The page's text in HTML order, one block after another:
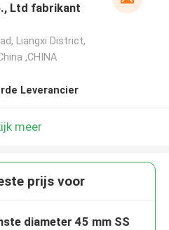
Ltd fabrikant
Liangxi District,
,CHINA
Leverancier
meer
prijs voor
diameter 45 mm SS